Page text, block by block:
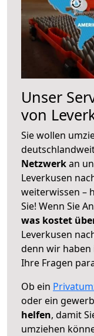
Unser
von
Sie wollen
Netzwerkan
Leverkusen
weiterwissen –
Sie! Wenn Sie
was kostet
Leverkusen
denn wir
Ihre Fragen
Ob ein
oder ein
helfen, damit
umziehen